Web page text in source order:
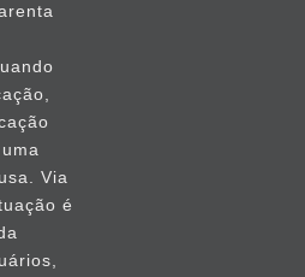
Via
é